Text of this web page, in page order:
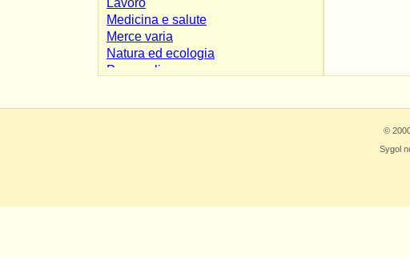
Lavoro
Medicina e salute
Merce varia
Natura ed ecologia
Personali
Affiliate Marketing
©
Sygol